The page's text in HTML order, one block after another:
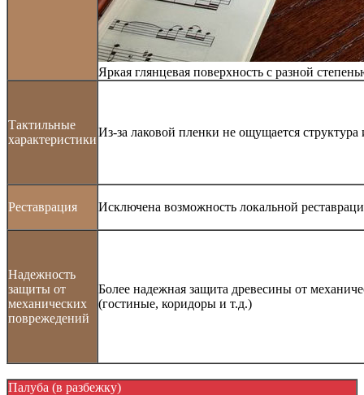
Яркая глянцевая поверхность с разной
Тактильные
характеристики
Из-за лаковой пленки не ощущается
Реставрация Исключена возможность локальной
Надежность
защиты от
механических
поврежедений
Более надежная защита древесины от
(гостиные, коридоры и т.д.)
Палуба (в разбежку)